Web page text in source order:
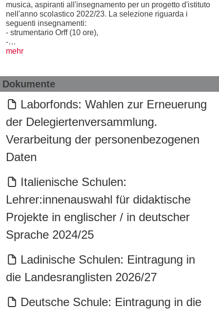
musica, aspiranti all'insegnamento per un progetto d'istituto
nell'anno scolastico 2022/23. La selezione riguarda i
seguenti insegnamenti:
- strumentario Orff (10 ore),
-…
mehr
Dokumente
Laborfonds: Wahlen zur Erneuerung
der Delegiertenversammlung.
Verarbeitung der personenbezogenen
Daten
Italienische Schulen:
Lehrer:innenauswahl für didaktische
Projekte in englischer / in deutscher
Sprache 2024/25
Ladinische Schulen: Eintragung in
die Landesranglisten 2026/27
Deutsche Schule: Eintragung in die